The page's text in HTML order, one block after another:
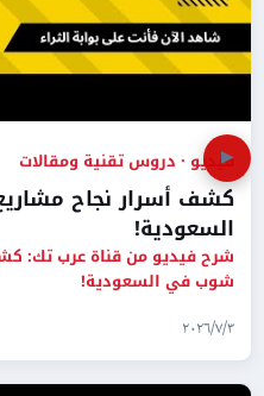
▶
فيديو · دروس تقنية ومقالات
كشف أسرار نجاح
السعودية!
شرح فيديو من قناة عرب تك:
شوب في السعودية!
٣‏/٧‏/٢٠٢٦